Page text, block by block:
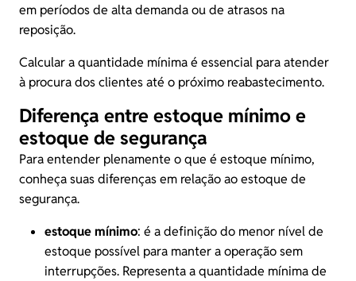
em períodos de alta demanda ou de atrasos na
reposição.
Calcular a quantidade mínima é essencial para atender
à procura dos clientes até o próximo reabastecimento.
Diferença entre estoque mínimo e
estoque de segurança
Para entender plenamente o que é estoque mínimo,
conheça suas diferenças em relação ao estoque de
segurança.
estoque mínimo: é a definição do menor nível de
estoque possível para manter a operação sem
interrupções. Representa a quantidade mínima de